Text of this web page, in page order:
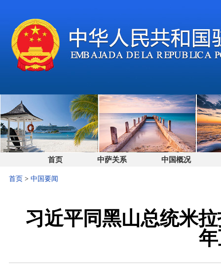
首页 中萨关系 中国概况
首页 > 中国要闻
习近平同黑山总统米